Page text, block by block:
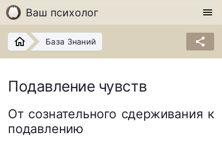
Ваш психолог menu
База Знаний share
Подавление чувств
От сознательного сдерживания к
подавлению